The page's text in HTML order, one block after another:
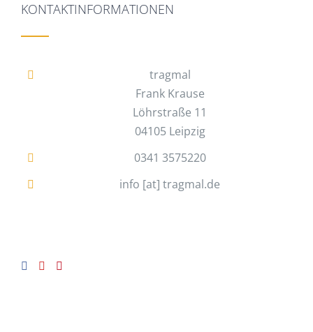
KONTAKTINFORMATIONEN
tragmal
Frank Krause
Löhrstraße 11
04105 Leipzig
0341 3575220
info [at] tragmal.de